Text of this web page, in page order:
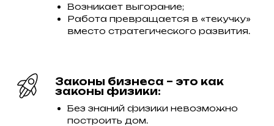
Возникает выгорание;
Работа превращается в «текучку»
вместо стратегического развития.
Законы бизнеса – это как
законы физики:
Без знаний физики невозможно
построить дом.